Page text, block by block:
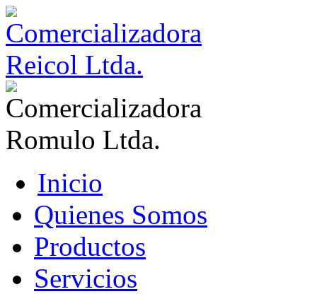
Inicio
Quienes Somos
Productos
Servicios